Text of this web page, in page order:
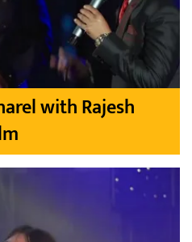
with Rajesh